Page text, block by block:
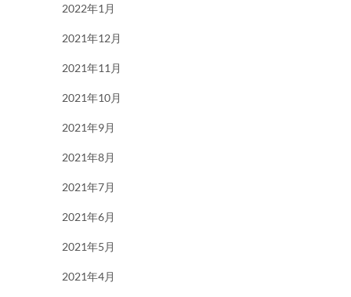
2022年1月
2021年12月
2021年11月
2021年10月
2021年9月
2021年8月
2021年7月
2021年6月
2021年5月
2021年4月